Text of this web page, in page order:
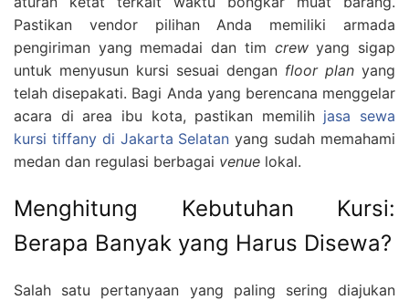
Pastikan vendor pilihan Anda memiliki armada
pengiriman yang memadai dan tim crewyang sigap
untuk menyusun kursi sesuai dengan floor plan yang
telah disepakati. Bagi Anda yang berencana menggelar
acara di area ibu kota, pastikan memilih jasa sewa
kursi tiffany di Jakarta Selatan yang sudah memahami
medan dan regulasi berbagai venue lokal.
Menghitung Kebutuhan Kursi:
Berapa Banyak yang Harus Disewa?
Salah satu pertanyaan yang paling sering diajukan